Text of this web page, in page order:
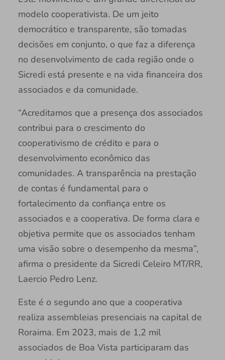
modelo cooperativista. De um jeito
democrático e transparente, são tomadas
decisões em conjunto, o que faz a diferença
no desenvolvimento de cada região onde o
Sicredi está presente e na vida financeira dos
associados e da comunidade.
“Acreditamos que a presença dos associados
contribui para o crescimento do
cooperativismo de crédito e para o
desenvolvimento econômico das
comunidades. A transparência na prestação
de contas é fundamental para o
fortalecimento da confiança entre os
associados e a cooperativa. De forma clara e
objetiva permite que os associados tenham
uma visão sobre o desempenho da mesma”,
afirma o presidente da Sicredi Celeiro MT/RR,
Laercio Pedro Lenz.
Este é o segundo ano que a cooperativa
realiza assembleias presenciais na capital de
Roraima. Em 2023, mais de 1,2 mil
associados de Boa Vista participaram das